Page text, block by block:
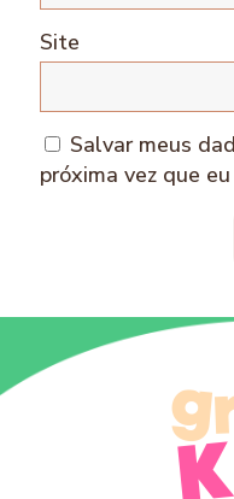
Site
Salvar meus
próxima vez que